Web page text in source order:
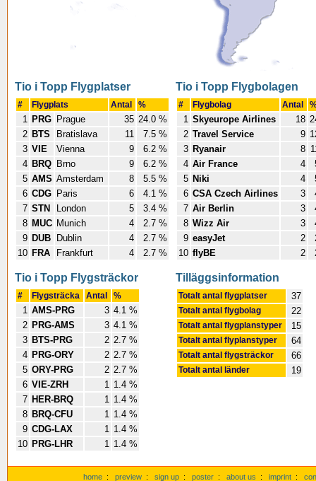
Tio i Topp Flygplatser
# Flygplats Antal %
1 PRG Prague 35 24.0 %
2 BTS Bratislava 11
7.5 %
3 VIE Vienna 9
6.2 %
4 BRQ Brno 9
6.2 %
5 AMS Amsterdam 8
5.5 %
6 CDG Paris 6
4.1 %
7 STN London 5
3.4 %
8 MUC Munich 4
2.7 %
9 DUB Dublin 4
2.7 %
10 FRA Frankfurt 4 2.7 %
Tio i Topp Flygbolagen
# Flygbolag Antal
1 Skyeurope Airlines 18
2 Travel Service 9
3 Ryanair 8
4 Air France 4
5 Niki 4
6 CSA Czech Airlines 3
7 Air Berlin 3
8 Wizz Air 3
9 easyJet 2
10 flyBE 2
Tio i Topp Flygsträckor
# Flygsträcka Antal %
1 AMS-PRG 3 4.1 %
2 PRG-AMS 3 4.1 %
3 BTS-PRG 2 2.7 %
4 PRG-ORY 2 2.7 %
5 ORY-PRG 2 2.7 %
6 VIE-ZRH 1 1.4 %
7 HER-BRQ 1 1.4 %
8 BRQ-CFU 1 1.4 %
9 CDG-LAX 1 1.4 %
10 PRG-LHR 1 1.4 %
Tilläggsinformation
Totalt antal flygplatser 37
Totalt antal flygbolag 22
Totalt antal flygplanstyper 15
Totalt antal flyplanstyper 64
Totalt antal flygsträckor 66
Totalt antal länder 19
home : preview : sign up : poster : about us : imprint :